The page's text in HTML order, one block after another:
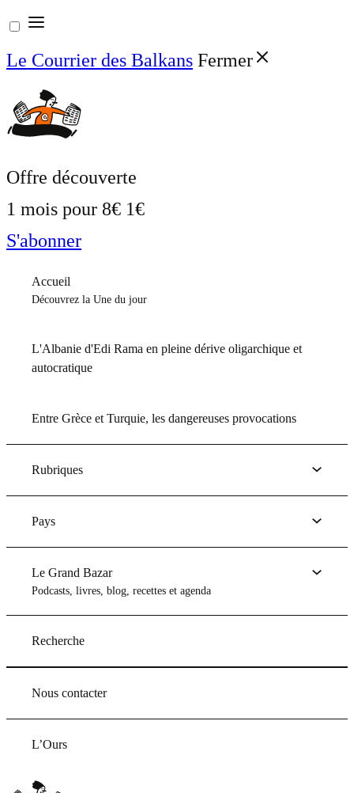
Aller
au
contenu
Le Courrier des Balkans Fermer
Offre découverte
1 mois pour 8€ 1€
S'abonner
Accueil
Découvrez la Une du jour
L'Albanie d'Edi Rama en pleine dérive oligarchique et
autocratique
Entre Grèce et Turquie, les dangereuses provocations
Rubriques
Pays
Le Grand Bazar
Podcasts, livres, blog, recettes et agenda
Recherche
Nous contacter
L’Ours